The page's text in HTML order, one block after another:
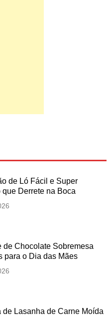
de Ló Fácil e Super
que Derrete na Boca
de Chocolate Sobremesa
para o Dia das Mães
de Lasanha de Carne Moída